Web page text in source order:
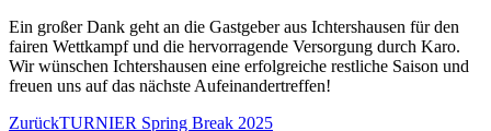
Ein großer Dank geht an die Gastgeber aus Ichtershausen für den
fairen Wettkampf und die hervorragende Versorgung durch Karo.
Wir wünschen Ichtershausen eine erfolgreiche restliche Saison und
freuen uns auf das nächste Aufeinandertreffen!
ZurückTURNIER Spring Break 2025